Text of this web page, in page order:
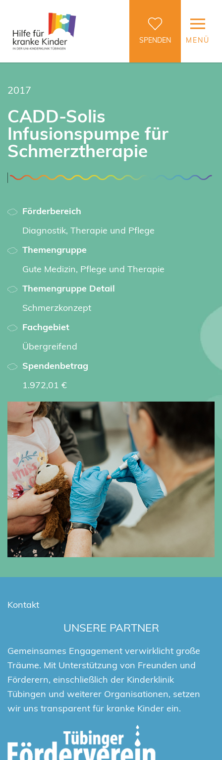
SPENDEN MENÜ
2017
CADD-Solis
Infusionspumpe für
Schmerztherapie
Förderbereich
Diagnostik, Therapie und Pflege
Themengruppe
Gute Medizin, Pflege und Therapie
Themengruppe Detail
Schmerzkonzept
Fachgebiet
Übergreifend
Spendenbetrag
1.972,01 €
Kontakt
UNSERE PARTNER
Gemeinsames Engagement verwirklicht große
Träume. Mit Unterstützung von Freunden und
Förderern, einschließlich der Kinderklinik
Tübingen und weiterer Organisationen, setzen
wir uns transparent für kranke Kinder ein.